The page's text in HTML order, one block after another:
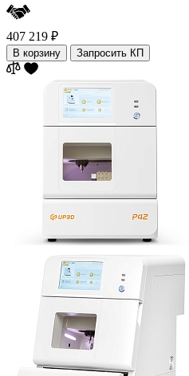
407 219 ₽
В корзину Запросить КП